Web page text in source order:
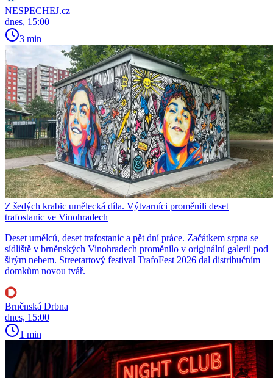
NESPECHEJ.cz
dnes, 15:00
3 min
Z šedých krabic umělecká díla. Výtvarníci proměnili deset
trafostanic ve Vinohradech
Deset umělců, deset trafostanic a pět dní práce. Začátkem srpna se
sídliště v brněnských Vinohradech proměnilo v originální galerii pod
širým nebem. Streetartový festival TrafoFest 2026 dal distribučním
domkům novou tvář.
Brněnská Drbna
dnes, 15:00
1 min